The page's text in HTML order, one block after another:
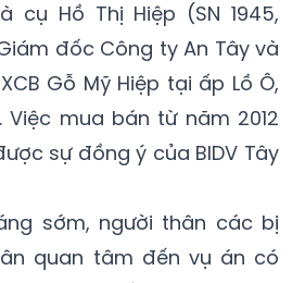
ánh, ông Khanh bị cáo
tài sản giải chấp tài sản
cụ Hồ Thị Hiệp (SN 1945,
đốc Công ty An Tây và
Gỗ Mỹ Hiệp tại ấp Lồ Ô,
mua bán từ năm 2012
sự đồng ý của BIDV Tây